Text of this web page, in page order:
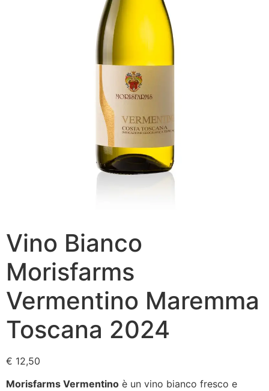
Vino Bianco
Morisfarms
Vermentino Maremma
Toscana 2024
€ 12,50
Morisfarms Vermentino è un vino bianco fresco e